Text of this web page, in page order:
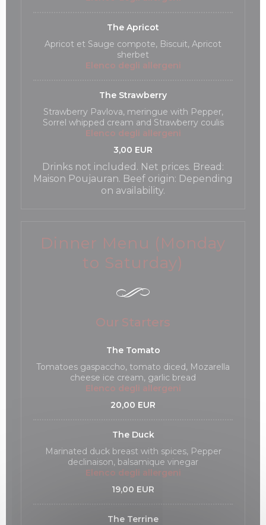
The Apricot
Apricot et Sauge compote, Biscuit, Apricot
sherbet
Elenco degli allergeni
The Strawberry
Strawberry Pavlova, meringue with Pepper,
Sorrel whipped cream and Strawberry coulis
Elenco degli allergeni
3,00 EUR
Drinks not included. Net prices. Bread:
Maison Poujauran. Beef origin: Depending
on availability.
Dinner Menu (Monday
to Saturday)
Our Starters
The Tomato
Tomatoes gaspaccho, tomato diced, Mozarella
cheese ice cream, garlic bread
Elenco degli allergeni
20,00 EUR
The Duck
Marinated duck breast with spices, Pepper
declinaison, balsamique vinegar
Elenco degli allergeni
19,00 EUR
The Terrine